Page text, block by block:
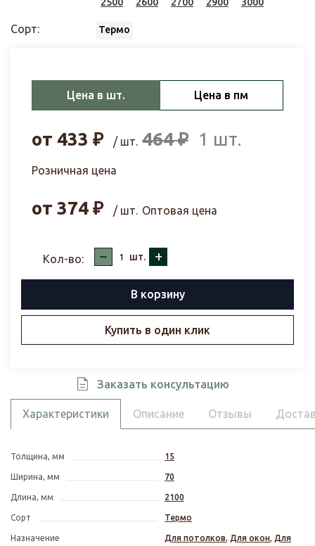
Сорт: Термо
Цена в шт. Цена в пм
от 433 ₽ / шт. 464₽ 1 шт.
Розничная цена
от 374 ₽ / шт. Оптовая цена
Кол-во: – шт. +
В корзину
Купить в один клик
Заказать консультацию
Характеристики Описание Отзывы
Толщина, мм 15
Ширина, мм 70
Длина, мм 2100
Сорт Термо
Назначение Для потолков, Для окон, Для